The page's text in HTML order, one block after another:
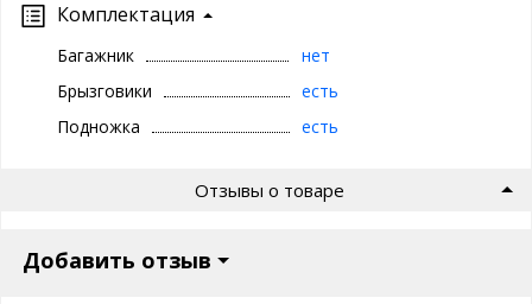
Комплектация
Багажник
нет
Брызговики
есть
Подножка
есть
Отзывы о товаре
Добавить отзыв